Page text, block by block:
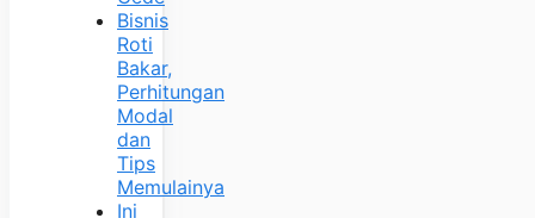
Bisnis
Roti
Bakar,
Perhitungan
Modal
dan
Tips
Memulainya
Ini